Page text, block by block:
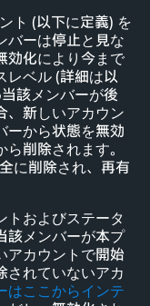
ト (以下に定義) を
バーは停止と見な
効化により今まで
レベル (詳細は以
該メンバーが後
、新しいアカウン
ーから状態を無効
削除されます。
に削除され、再有
トおよびステータ
該メンバーが本プ
アカウントで開始
されていないアカ
はここからインテ